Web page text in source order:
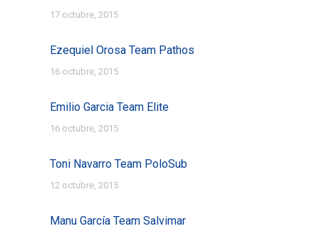
17 octubre, 2015
Ezequiel Orosa Team Pathos
16 octubre, 2015
Emilio Garcia Team Elite
16 octubre, 2015
Toni Navarro Team PoloSub
12 octubre, 2015
Manu García Team Salvimar